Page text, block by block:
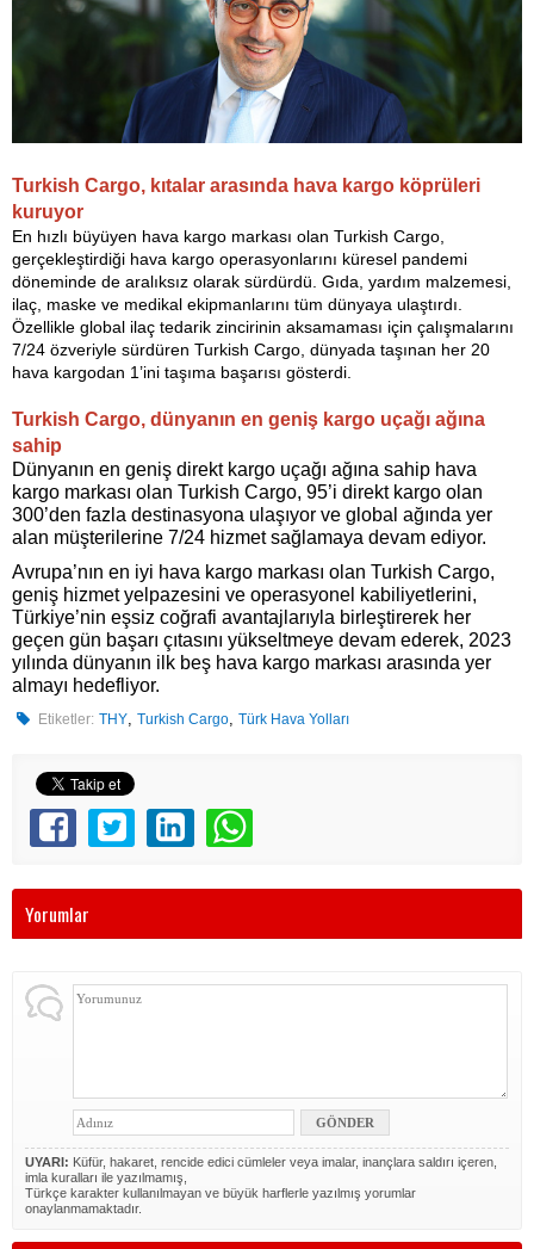
Turkish Cargo, kıtalar arasında hava kargo köprüleri
kuruyor
En hızlı büyüyen hava kargo markası olan Turkish Cargo,
gerçekleştirdiği hava kargo operasyonlarını küresel pandemi
döneminde de aralıksız olarak sürdürdü. Gıda, yardım malzemesi,
ilaç, maske ve medikal ekipmanlarını tüm dünyaya ulaştırdı.
Özellikle global ilaç tedarik zincirinin aksamaması için çalışmalarını
7/24 özveriyle sürdüren Turkish Cargo, dünyada taşınan her 20
hava kargodan 1’ini taşıma başarısı gösterdi.
Turkish Cargo, dünyanın en geniş kargo uçağı ağına
sahip
Dünyanın en geniş direkt kargo uçağı ağına sahip hava
kargo markası olan Turkish Cargo, 95’i direkt kargo olan
300’den fazla destinasyona ulaşıyor ve global ağında yer
alan müşterilerine 7/24 hizmet sağlamaya devam ediyor.
Avrupa’nın en iyi hava kargo markası olan Turkish Cargo,
geniş hizmet yelpazesini ve operasyonel kabiliyetlerini,
Türkiye’nin eşsiz coğrafi avantajlarıyla birleştirerek her
geçen gün başarı çıtasını yükseltmeye devam ederek, 2023
yılında dünyanın ilk beş hava kargo markası arasında yer
almayı hedefliyor.
Etiketler: THY,Turkish Cargo,Türk Hava Yolları
Yorumlar
UYARI: Küfür, hakaret, rencide edici cümleler veya imalar, inançlara saldırı içeren,
imla kuralları ile yazılmamış,
Türkçe karakter kullanılmayan ve büyük harflerle yazılmış yorumlar
onaylanmamaktadır.